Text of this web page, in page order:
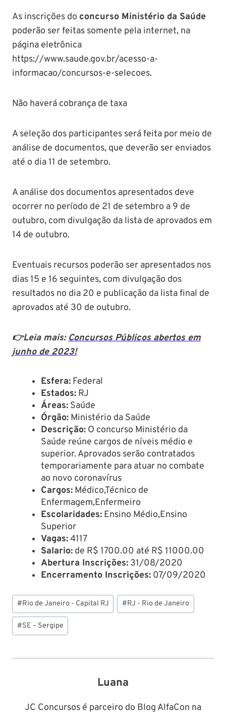
As inscrições do concurso Ministério da Saúde
poderão ser feitas somente pela internet, na
página eletrônica
https://www.saude.gov.br/acesso-a-
informacao/concursos-e-selecoes.
Não haverá cobrança de taxa
A seleção dos participantes será feita por meio de
análise de documentos, que deverão ser enviados
até o dia 11 de setembro.
A análise dos documentos apresentados deve
ocorrer no período de 21 de setembro a 9 de
outubro, com divulgação da lista de aprovados em
14 de outubro.
Eventuais recursos poderão ser apresentados nos
dias 15 e 16 seguintes, com divulgação dos
resultados no dia 20 e publicação da lista final de
aprovados até 30 de outubro.
👉Leia mais:Concursos Públicos abertos em
junho de 2023!
Esfera: Federal
Estados: RJ
Áreas: Saúde
Órgão: Ministério da Saúde
Descrição: O concurso Ministério da
Saúde reúne cargos de níveis médio e
superior. Aprovados serão contratados
temporariamente para atuar no combate
ao novo coronavírus
Cargos: Médico,Técnico de
Enfermagem,Enfermeiro
Escolaridades: Ensino Médio,Ensino
Superior
Vagas:4117
Salario: de R$ 1700.00 até R$ 11000.00
Abertura Inscrições: 31/08/2020
Encerramento Inscrições: 07/09/2020
Tags
do
Post:
#Rio de Janeiro - Capital RJ #RJ - Rio de Janeiro
#SE – Sergipe
Luana
JC Concursos é parceiro do Blog AlfaCon na